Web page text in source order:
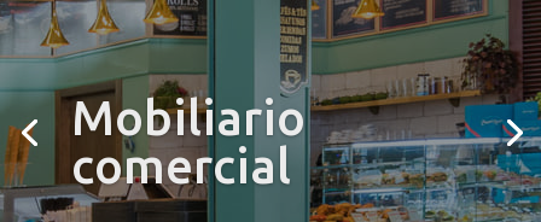
Mobiliario
comercial